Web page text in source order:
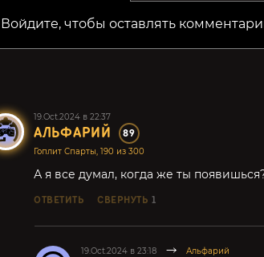
Войдите, чтобы оставлять
19.Oct.2024 в 22:37
АЛЬФАРИЙ 89
Гоплит Спарты, 190 из 300
А я все думал, когда же ты
ОТВЕТИТЬ СВЕРНУТЬ 1
19.Oct.2024 в 23:18 Альфарий